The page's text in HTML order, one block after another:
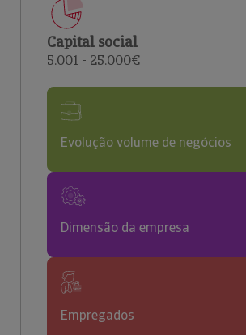
Capital social
5.001 - 25.000€
Evolução volume de negócios
Dimensão da empresa
Empregados